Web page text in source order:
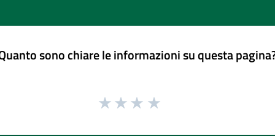
sono chiare le informazioni su questa